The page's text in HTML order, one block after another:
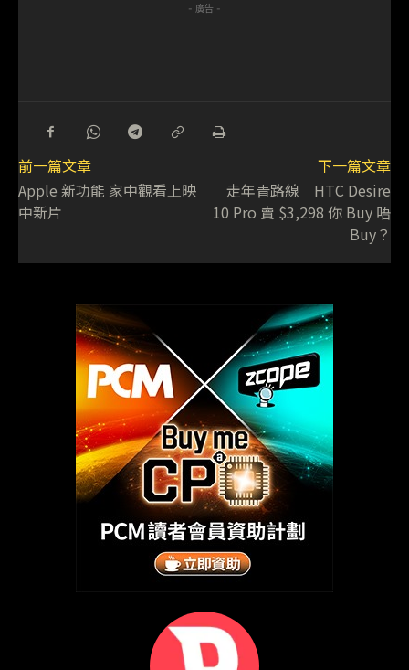
- 廣告 -
前一篇文章
Apple 新功能 家中觀看上映
中新片
下一篇文章
走年青路線 HTC Desire
10 Pro 賣 $3,298 你 Buy 唔
Buy？